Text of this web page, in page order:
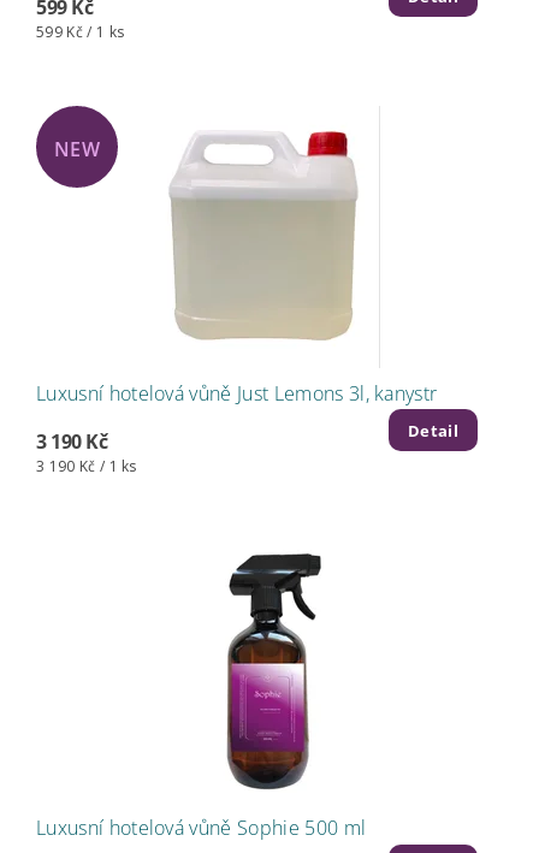
599 Kč
599 Kč / 1 ks
NEW
Luxusní hotelová vůně Just Lemons 3l, kanystr
3 190 Kč
3 190 Kč / 1 ks
Detail
Luxusní hotelová vůně Sophie 500 ml